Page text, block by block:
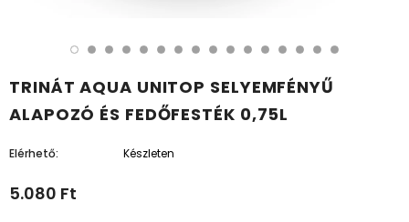
TRINÁT AQUA UNITOP SELYEMFÉNYŰ
ALAPOZÓ ÉS FEDŐFESTÉK 0,75L
Elérhető: Készleten
5.080 Ft